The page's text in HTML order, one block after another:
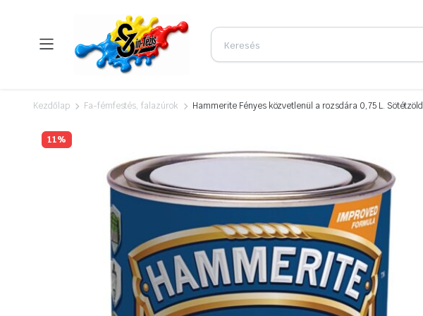
Kezdőlap Fa-fémfestés, falazúrok Hammerite Fényes közvetlenül a rozsdára 0,75 L. Sötétzöld
11%